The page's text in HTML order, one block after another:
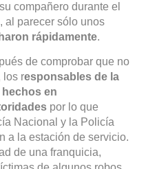
compañero durante el
al parecer sólo unos
rápidamente.
de comprobar que no
los responsables de la
en
por lo que
Nacional y la Policía
a la estación de servicio.
de una franquicia,